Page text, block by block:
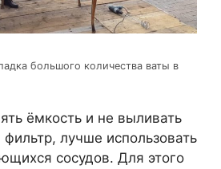
большого количества ваты в
ёмкость и не выливать
лучше использовать
сосудов. Для этого